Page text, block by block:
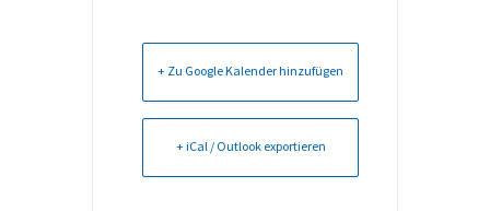
+ Zu Google Kalender hinzufügen
+ iCal / Outlook exportieren